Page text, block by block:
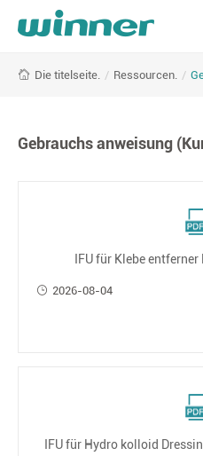
der
Die titelseite. / Ressourcen. /
Gebrauchs anweisung
IFU für Klebe
2026-08-04
IFU für Hydro kolloid